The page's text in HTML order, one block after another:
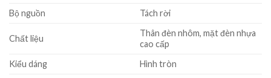
Bộ nguồn
Tách rời
Chất liệu
Thân đèn nhôm, mặt đèn nhựa
cao cấp
Kiểu dáng
Hình tròn